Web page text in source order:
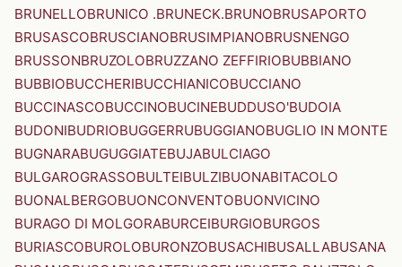
BRUNELLOBRUNICO .BRUNECK.BRUNOBRUSAPORTO
BRUSASCOBRUSCIANOBRUSIMPIANOBRUSNENGO
BRUSSONBRUZOLOBRUZZANO ZEFFIRIOBUBBIANO
BUBBIOBUCCHERIBUCCHIANICOBUCCIANO
BUCCINASCOBUCCINOBUCINEBUDDUSO'BUDOIA
BUDONIBUDRIOBUGGERRUBUGGIANOBUGLIO IN MONTE
BUGNARABUGUGGIATEBUJABULCIAGO
BULGAROGRASSOBULTEIBULZIBUONABITACOLO
BUONALBERGOBUONCONVENTOBUONVICINO
BURAGO DI MOLGORABURCEIBURGIOBURGOS
BURIASCOBUROLOBURONZOBUSACHIBUSALLABUSANA